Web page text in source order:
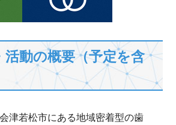
活動の概要（予定を含
津若松市にある地域密着型の歯